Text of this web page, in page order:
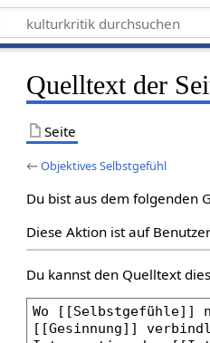
Quelltext der
Seite
←Objektives Selbstgefühl
Du bist aus dem folgenden
Diese Aktion ist auf
Du kannst den Quelltext